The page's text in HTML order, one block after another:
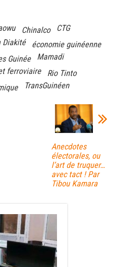
Chinalco
CTG
Diakité
économie guinéenne
Guinée
Mamadi
ferroviaire
Rio Tinto
TransGuinéen
Anecdotes
électorales, ou
l’art de truquer…
avec tact ! Par
Tibou Kamara